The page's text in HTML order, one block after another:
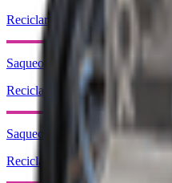
Reciclar: x1
Saqueo Ver. 3 (Guardián)
Reciclar: x1
Saqueo Ver. 3 (Superviviente)
Reciclar: x1